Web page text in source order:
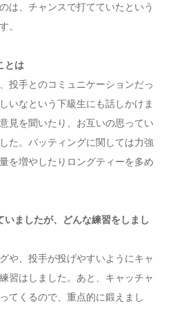
は、チャンスで打てていたという
。
とは
投手とのコミュニケーションだっ
いなという下級生にも話しかけま
見を聞いたり、お互いの思ってい
た。バッティングに関しては力強
を増やしたりロングティーを多め
ましたが、どんな練習をしまし
や、投手が投げやすいようにキャ
習はしました。あと、キャッチャ
てくるので、重点的に鍛えまし